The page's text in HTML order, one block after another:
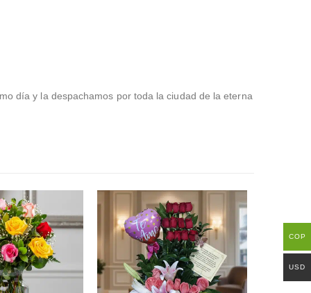
día y la despachamos por toda la ciudad de la eterna
COP
USD